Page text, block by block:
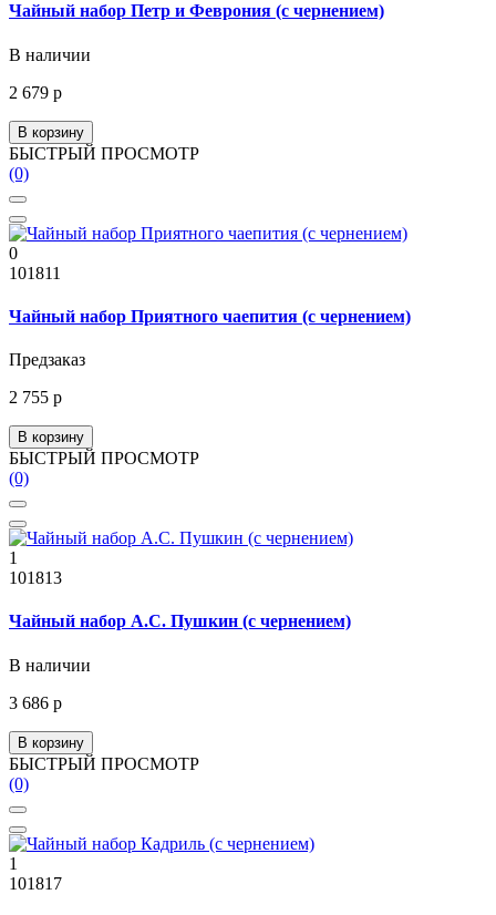
Чайный набор Петр и Феврония (с чернением)
В наличии
2 679 р
В корзину
БЫСТРЫЙ ПРОСМОТР
(0)
0
101811
Чайный набор Приятного чаепития (с чернением)
Предзаказ
2 755 р
В корзину
БЫСТРЫЙ ПРОСМОТР
(0)
1
101813
Чайный набор А.С. Пушкин (с чернением)
В наличии
3 686 р
В корзину
БЫСТРЫЙ ПРОСМОТР
(0)
1
101817